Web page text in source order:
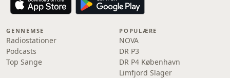
GENNEMSE
Radiostationer
Podcasts
Top Sange
POPULÆRE
NOVA
DR P3
DR P4 København
Limfjord Slager